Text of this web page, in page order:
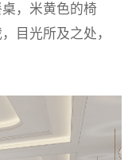
，米黄色的椅
目光所及之处，